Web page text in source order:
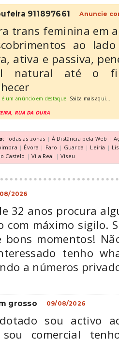
911897661 Anuncie
trans feminina em
ao
ativa e passiva,
natural até o
é um anúncio em destaque! Saiba mais aqui...
RUA DA OURA
Todas as zonas | À Distância pela Web |
| Évora | Faro | Guarda | Leiria |
Castelo | Vila Real | Viseu
2026
32 anos procura
com máximo sigilo.
bons momentos!
tenho
a números
grosso 09/08/2026
sou activo
sou comercial